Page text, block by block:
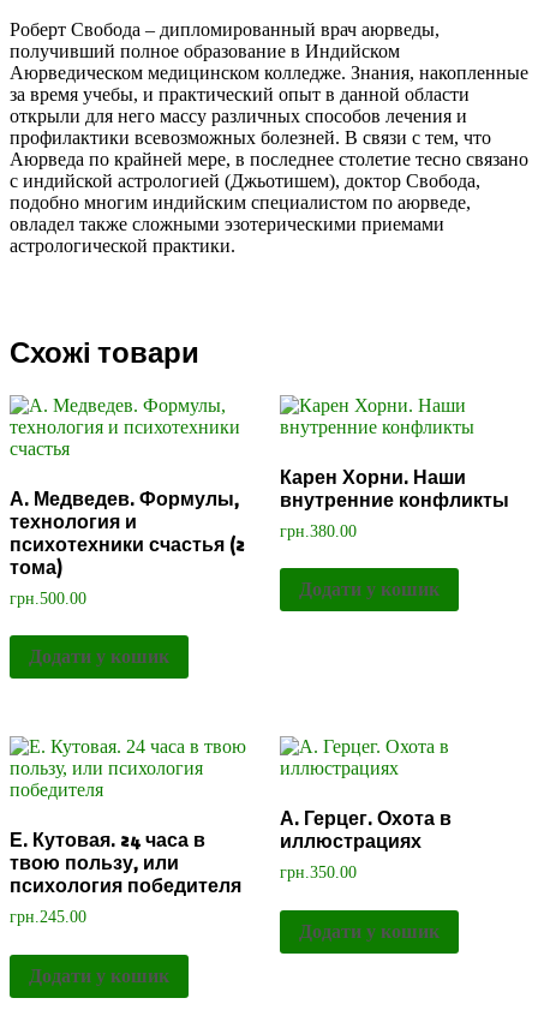
Роберт Свобода – дипломированный врач аюрведы,
получивший полное образование в Индийском
Аюрведическом медицинском колледже. Знания, накопленные
за время учебы, и практический опыт в данной области
открыли для него массу различных способов лечения и
профилактики всевозможных болезней. В связи с тем, что
Аюрведа по крайней мере, в последнее столетие тесно связано
с индийской астрологией (Джьотишем), доктор Свобода,
подобно многим индийским специалистом по аюрведе,
овладел также сложными эзотерическими приемами
астрологической практики.
Схожі товари
А. Медведев. Формулы,
технология и
психотехники счастья (2
тома)
грн. 500.00
Додати у кошик
Карен Хорни. Наши
внутренние конфликты
грн. 380.00
Додати у кошик
Е. Кутовая. 24 часа в
твою пользу, или
психология победителя
грн.245.00
Додати у кошик
А. Герцег. Охота в
иллюстрациях
грн.350.00
Додати у кошик